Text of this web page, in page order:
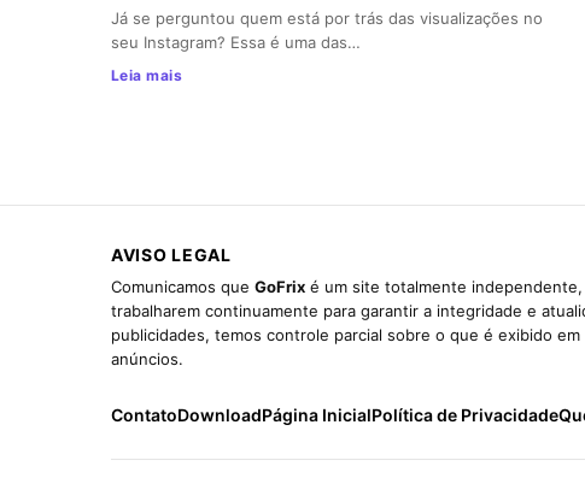
Já se perguntou quem está por trás das visualizações no
seu Instagram? Essa é uma das…
Leia mais
AVISO LEGAL
Comunicamos que GoFrix é um site totalmente
trabalharem continuamente para garantir a integridade e
publicidades, temos controle parcial sobre o que é exibido
anúncios.
ContatoDownloadPágina InicialPolítica de Privacidade